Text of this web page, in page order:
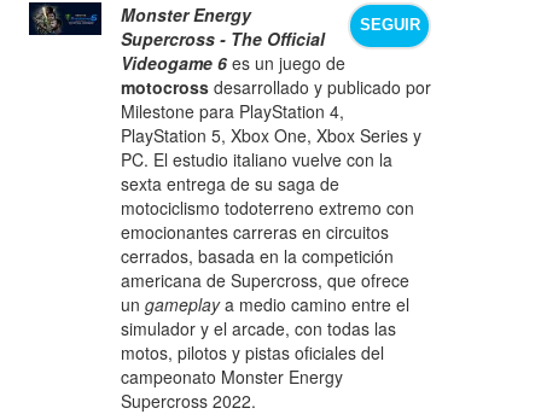
SEGUIR
Monster Energy
Supercross - The Official
Videogame 6 es un juego de
motocross​ desarrollado y publicado por
Milestone para PlayStation 4,
PlayStation 5, Xbox One, Xbox Series y
PC. El estudio italiano vuelve con la
sexta entrega de su saga de
motociclismo todoterreno extremo con
emocionantes carreras en circuitos
cerrados, basada en la competición
americana de Supercross, que ofrece
ungameplaya medio camino entre el
simulador y el arcade, con todas las
motos, pilotos y pistas oficiales del
campeonato Monster Energy
Supercross 2022.